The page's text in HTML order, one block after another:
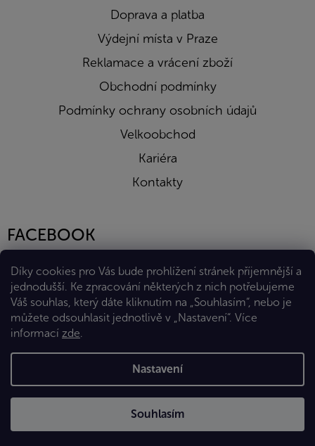
Díky cookies pro Vás bude prohlížení stránek příjemnější a
jednodušší. Ke zpracování některých z nich potřebujeme
Váš souhlas, který dáte kliknutím na „Souhlasím“, nebo je
můžete odsouhlasit jednotlivě v „Nastavení“. Více
informací zde.
Nastavení
Souhlasím
Doprava a platba
Výdejní místa v Praze
Reklamace a vrácení zboží
Obchodní podmínky
Podmínky ochrany osobních údajů
Velkoobchod
Kariéra
Kontakty
FACEBOOK
Vytvořil Shoptet Premium
Copyright 2026Eshop Diana Company, spol. s r.o.. Všechna
práva vyhrazena.